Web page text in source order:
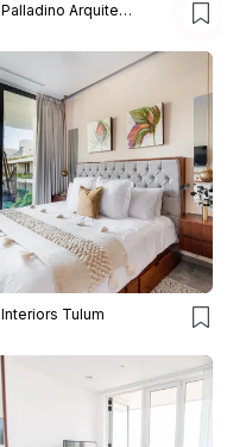
Palladino Arquitetura
Interiors Tulum